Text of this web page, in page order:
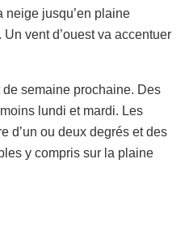
neige jusqu’en plaine
vent d’ouest va accentuer
de semaine prochaine. Des
lundi et mardi. Les
d’un ou deux degrés et des
y compris sur la plaine